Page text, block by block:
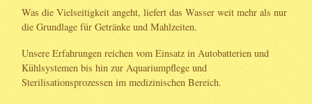
Was die Vielseitigkeit angeht, liefert das Wasser weit mehr als nur
die Grundlage für Getränke und Mahlzeiten.
Unsere Erfahrungen reichen vom Einsatz in Autobatterien und
Kühlsystemen bis hin zur Aquariumpflege und
Sterilisationsprozessen im medizinischen Bereich.